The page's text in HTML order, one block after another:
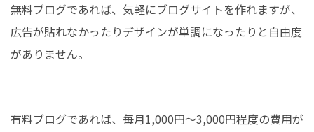
無料ブログであれば、気軽にブログサイトを作れますが、
広告が貼れなかったりデザインが単調になったりと自由度
がありません。
有料ブログであれば、毎月1,000円〜3,000円程度の費用が